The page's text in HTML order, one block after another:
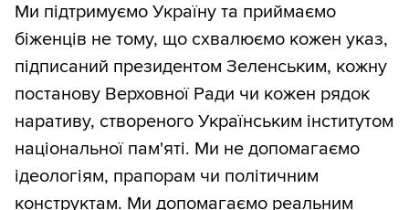
Ми підтримуємо Україну та приймаємо
біженців не тому, що схвалюємо кожен указ,
підписаний президентом Зеленським, кожну
постанову Верховної Ради чи кожен рядок
наративу, створеного Українським інститутом
національної пам'яті. Ми не допомагаємо
ідеологіям, прапорам чи політичним
конструктам. Ми допомагаємо реальним